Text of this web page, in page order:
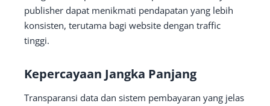
publisher dapat menikmati pendapatan yang lebih
konsisten, terutama bagi website dengan traffic
tinggi.
Kepercayaan Jangka Panjang
Transparansi data dan sistem pembayaran yang jelas